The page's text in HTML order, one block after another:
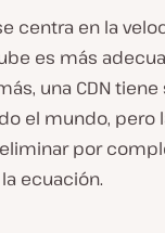
centra en la
es más
una CDN
el mundo, pero
por
ecuación.